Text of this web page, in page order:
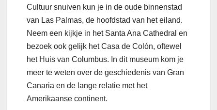
Cultuur snuiven kun je in de oude binnenstad
van Las Palmas, de hoofdstad van het eiland.
Neem een kijkje in het Santa Ana Cathedral en
bezoek ook gelijk het Casa de Colón, oftewel
het Huis van Columbus. In dit museum kom je
meer te weten over de geschiedenis van Gran
Canaria en de lange relatie met het
Amerikaanse continent.